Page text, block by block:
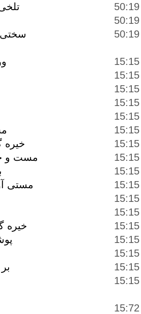
50:19
50:19
سختى
50:19
15:15
15:15
15:15
15:15
15:15
15:15
خيره 15:15
مست و 15:15
15:15
مستى
15:15
15:15
15:15
خيره 15:15
15:15
15:15
15:15
15:15
15:72